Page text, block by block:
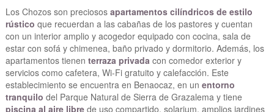
Los Chozos son preciosos apartamentos cilíndricos de estilo
rústico que recuerdan a las cabañas de los pastores y cuentan
con un interior amplio y acogedor equipado con cocina, sala de
estar con sofá y chimenea, baño privado y dormitorio. Además, los
apartamentos tienen terraza privada con comedor exterior y
servicios como cafetera, Wi-Fi gratuito y calefacción. Este
establecimiento se encuentra en Benaocaz, en un entorno
tranquilo del Parque Natural de Sierra de Grazalema y tiene
piscina al aire librede uso compartido, solarium, amplios jardines